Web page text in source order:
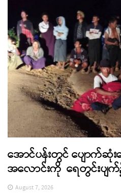
အောင်ပန်းတွင် ပျောက်
အလောင်းကို ရေတွင်းပျ
August 7, 2026